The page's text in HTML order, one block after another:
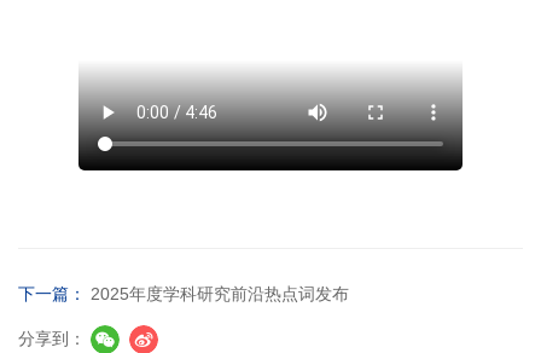
下一篇： 2025年度学科研究前沿热点词发布
分享到：